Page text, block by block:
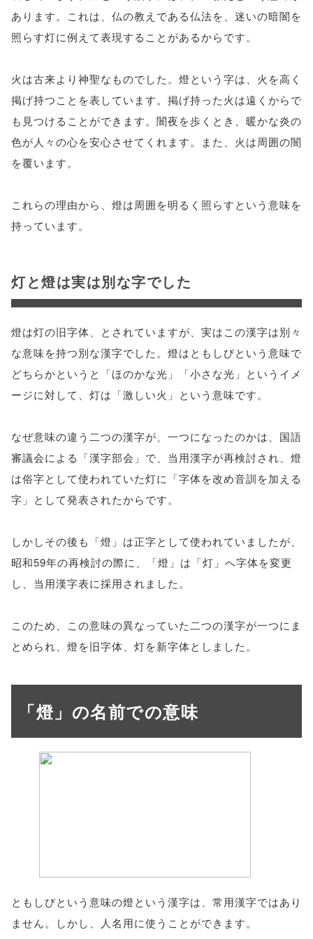
あります。これは、仏の教えである仏法を、迷いの暗闇を
照らす灯に例えて表現することがあるからです。
火は古来より神聖なものでした。燈という字は、火を高く
掲げ持つことを表しています。掲げ持った火は遠くからで
も見つけることができます。闇夜を歩くとき、暖かな炎の
色が人々の心を安心させてくれます。また、火は周囲の闇
を覆います。
これらの理由から、燈は周囲を明るく照らすという意味を
持っています。
灯と燈は実は別な字でした
燈は灯の旧字体、とされていますが、実はこの漢字は別々
な意味を持つ別な漢字でした。燈はともしびという意味で
どちらかというと「ほのかな光」「小さな光」というイメ
ージに対して、灯は「激しい火」という意味です。
なぜ意味の違う二つの漢字が、一つになったのかは、国語
審議会による「漢字部会」で、当用漢字が再検討され、燈
は俗字として使われていた灯に「字体を改め音訓を加える
字」として発表されたからです。
しかしその後も「燈」は正字として使われていましたが、
昭和59年の再検討の際に、「燈」は「灯」へ字体を変更
し、当用漢字表に採用されました。
このため、この意味の異なっていた二つの漢字が一つにま
とめられ、燈を旧字体、灯を新字体としました。
「燈」の名前での意味
ともしびという意味の燈という漢字は、常用漢字ではあり
ません。しかし、人名用に使うことができます。